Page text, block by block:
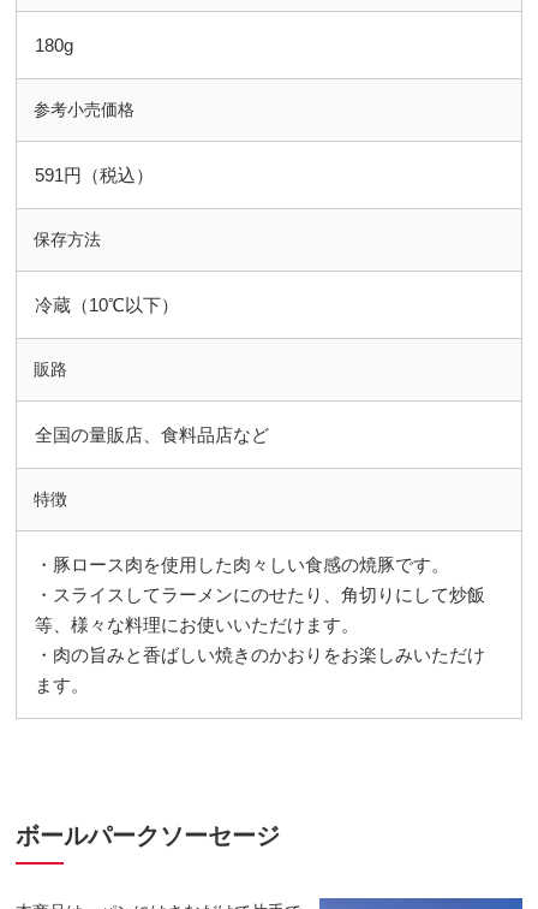
180g
参考小売価格
591円（税込）
保存方法
冷蔵（10℃以下）
販路
全国の量販店、食料品店など
特徴
・豚ロース肉を使用した肉々しい食感の焼豚です。
・スライスしてラーメンにのせたり、角切りにして炒飯
等、様々な料理にお使いいただけます。
・肉の旨みと香ばしい焼きのかおりをお楽しみいただけ
ます。
ボールパークソーセージ